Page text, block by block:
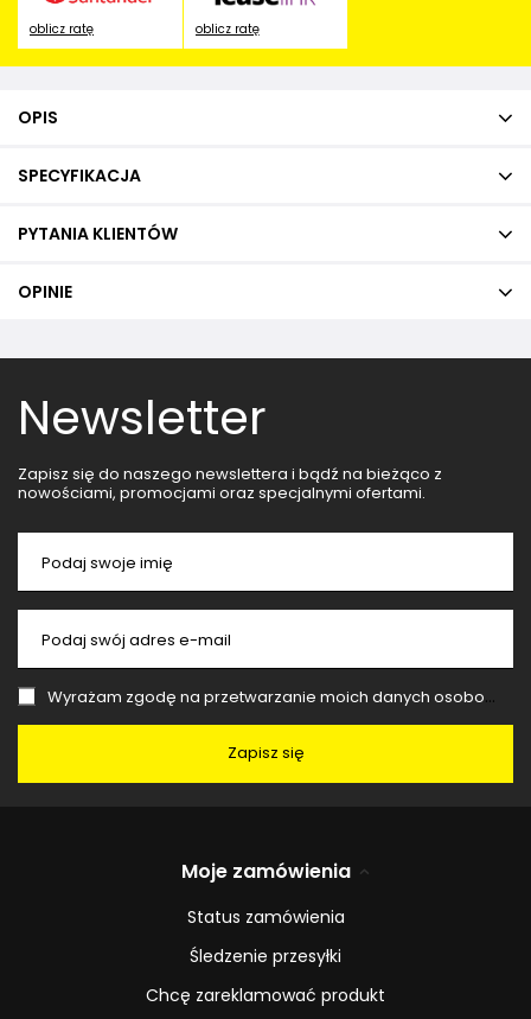
oblicz ratę oblicz ratę
OPIS
SPECYFIKACJA
PYTANIA KLIENTÓW
OPINIE
Newsletter
Zapisz się do naszego newslettera i bądź na bieżąco z
nowościami, promocjami oraz specjalnymi ofertami.
Podaj swoje imię
Podaj swój adres e-mail
Wyrażam zgodę na przetwarzanie moich danych osobowych (adres e-mail) na potrzeby wysyłki newslettera z informacją handlową (marketing). Więcej w
Zapisz się
Moje zamówienia
Status zamówienia
Śledzenie przesyłki
Chcę zareklamować produkt